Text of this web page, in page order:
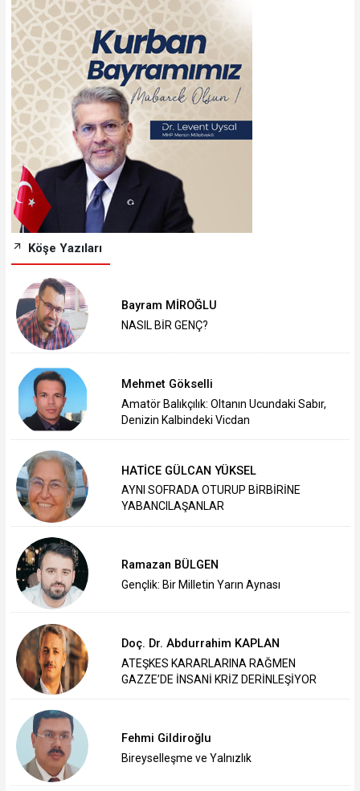
Köşe Yazıları
Bayram MİROĞLU
NASIL BİR GENÇ?
Mehmet Gökselli
Amatör Balıkçılık: Oltanın Ucundaki Sabır,
Denizin Kalbindeki Vicdan
HATİCE GÜLCAN YÜKSEL
AYNI SOFRADA OTURUP BİRBİRİNE
YABANCILAŞANLAR
Ramazan BÜLGEN
Gençlik: Bir Milletin Yarın Aynası
Doç. Dr. Abdurrahim KAPLAN
ATEŞKES KARARLARINA RAĞMEN
GAZZE’DE İNSANİ KRİZ DERİNLEŞİYOR
Fehmi Gildiroğlu
Bireyselleşme ve Yalnızlık